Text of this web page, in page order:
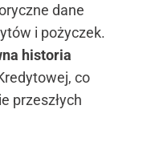
dane
i pożyczek.
historia
co
przeszłych